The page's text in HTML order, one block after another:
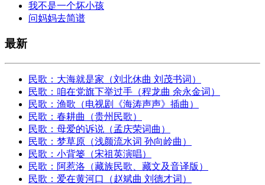
我不是一个坏小孩
问妈妈去简谱
最新
民歌：大海就是家（刘北休曲 刘茂书词）
民歌：咱在党旗下举过手（程龙曲 余永金词）
民歌：渔歌（电视剧《海涛声声》插曲）
民歌：春耕曲（贵州民歌）
民歌：母爱的诉说（孟庆荣词曲）
民歌：梦草原（浅颜流水词 孙向岭曲）
民歌：小背篓（宋祖英演唱）
民歌：阿惹洛（藏族民歌、藏文及音译版）
民歌：爱在黄河口（赵斌曲 刘德才词）